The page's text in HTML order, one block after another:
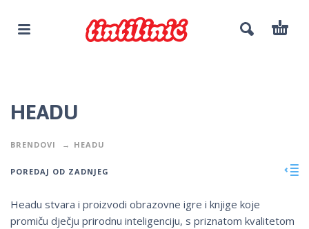
HEADU
BRENDOVI HEADU
POREDAJ OD ZADNJEG
Headu stvara i proizvodi obrazovne igre i knjige koje
promiču dječju prirodnu inteligenciju, s priznatom kvalitetom